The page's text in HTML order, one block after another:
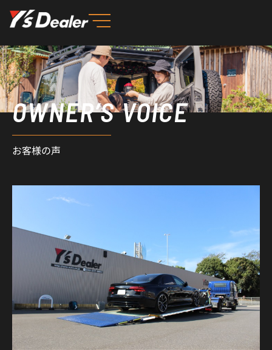
を
ス
キ
ッ
プ OWNER’S VOICE
お客様の声